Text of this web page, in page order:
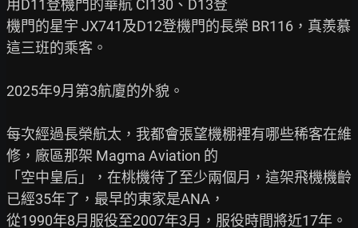
用D11登機門的華航 CI130、D13登
機門的星宇 JX741及D12登機門的長榮 BR116，真羨慕
這三班的乘客。
2025年9月第3航廈的外貌。
每次經過長榮航太，我都會張望機棚裡有哪些稀客在維
修，廠區那架 Magma Aviation 的
「空中皇后」，在桃機待了至少兩個月，這架飛機機齡
已經35年了，最早的東家是ANA，
從1990年8月服役至2007年3月，服役時間將近17年。